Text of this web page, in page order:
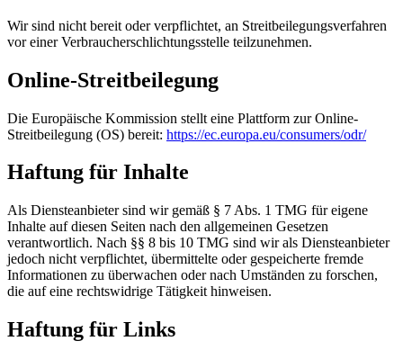
Wir sind nicht bereit oder verpflichtet, an Streitbeilegungsverfahren
vor einer Verbraucherschlichtungsstelle teilzunehmen.
Online-Streitbeilegung
Die Europäische Kommission stellt eine Plattform zur Online-
Streitbeilegung (OS) bereit: https://ec.europa.eu/consumers/odr/
Haftung für Inhalte
Als Diensteanbieter sind wir gemäß § 7 Abs. 1 TMG für eigene
Inhalte auf diesen Seiten nach den allgemeinen Gesetzen
verantwortlich. Nach §§ 8 bis 10 TMG sind wir als Diensteanbieter
jedoch nicht verpflichtet, übermittelte oder gespeicherte fremde
Informationen zu überwachen oder nach Umständen zu forschen,
die auf eine rechtswidrige Tätigkeit hinweisen.
Haftung für Links